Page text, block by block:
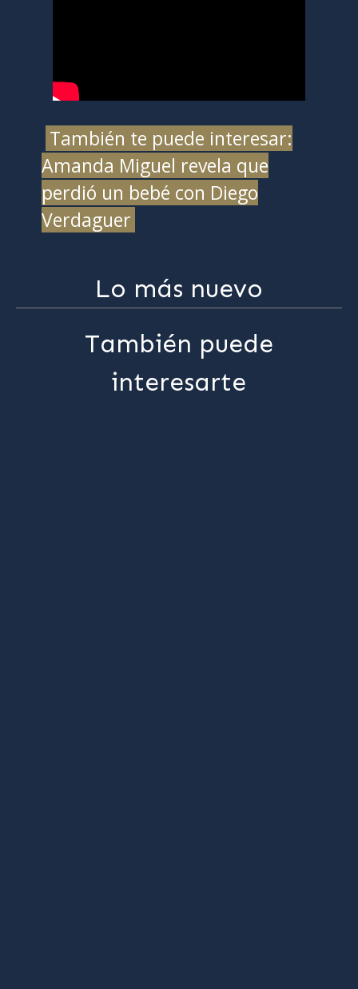
También te puede interesar:
Amanda Miguel revela que
perdió un bebé con Diego
Verdaguer
Lo más nuevo
También puede
interesarte